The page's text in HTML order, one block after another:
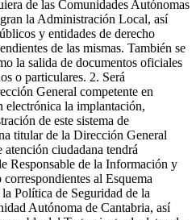
de las Comunidades Autónomas
la Administración Local, así
y entidades de derecho
de las mismas. También se
la salida de documentos oficiales
o particulares. 2. Será
General competente en
electrónica la implantación,
de este sistema de
titular de la Dirección General
atención ciudadana tendrá
Responsable de la Información y
al Esquema
Política de Seguridad de la
Autónoma de Cantabria, así